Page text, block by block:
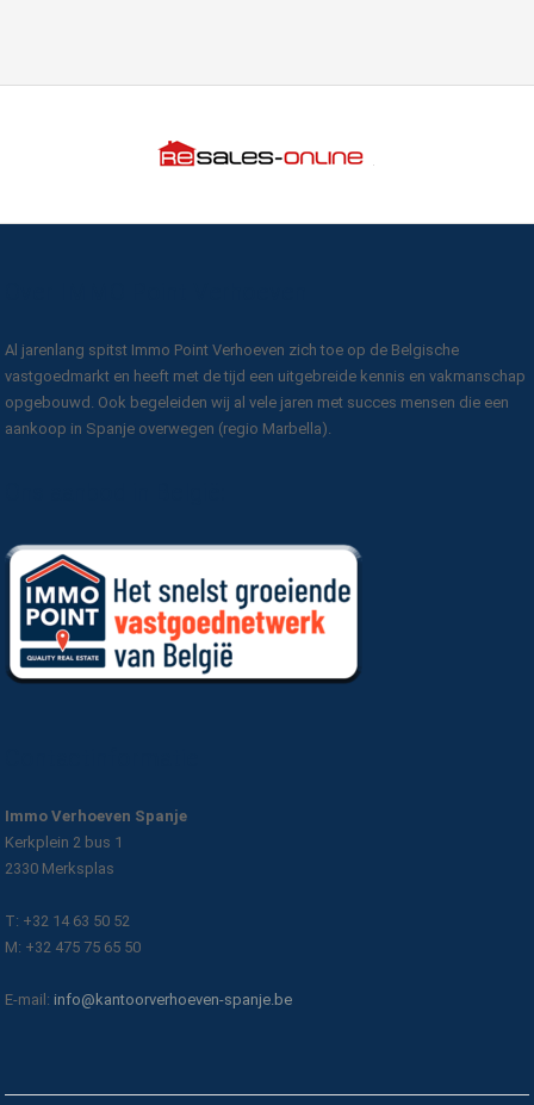
Al jarenlang spitst Immo Point Verhoeven zich toe op de Belgische
vastgoedmarkt en heeft met de tijd een uitgebreide kennis en vakmanschap
opgebouwd. Ook begeleiden wij al vele jaren met succes mensen die een
aankoop in Spanje overwegen (regio Marbella).
Immo Verhoeven Spanje
Kerkplein 2 bus 1
2330 Merksplas
T: +32 14 63 50 52
M: +32 475 75 65 50
E-mail: info@kantoorverhoeven-spanje.be